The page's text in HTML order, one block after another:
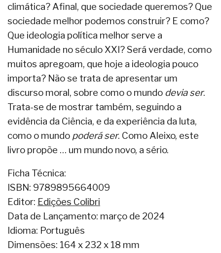
climática? Afinal, que sociedade queremos? Que
sociedade melhor podemos construir? E como?
Que ideologia política melhor serve a
Humanidade no século XXI? Será verdade, como
muitos apregoam, que hoje a ideologia pouco
importa? Não se trata de apresentar um
discurso moral, sobre como o mundo devia ser.
Trata-se de mostrar também, seguindo a
evidência da Ciência, e da experiência da luta,
como o mundo poderá ser. Como Aleixo, este
livro propõe … um mundo novo, a sério.
Ficha Técnica:
ISBN: 9789895664009
Editor: Edições Colibri
Data de Lançamento: março de 2024
Idioma: Português
Dimensões: 164 x 232 x 18 mm